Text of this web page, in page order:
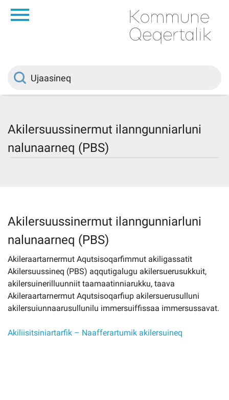
Innuttaasunut
Kommuni pillugu
Atorfiit
Imminut kiffartuunneq
Pilersaarutinut isaavik
Akilersuussinermut ilanngunniarluni
nalunaarneq (PBS)
Akilersuussinermut ilanngunniarluni
nalunaarneq (PBS)
Akileraartarnermut Aqutsisoqarfimmut akiligassatit
Akilersuussineq (PBS) aqqutigalugu akilersuerusukkuit,
akilersuinerilluunniit taamaatinniarukku, taava
Akileraartarnermut Aqutsisoqarfiup akilersuerusulluni
akilersuiunnaarusullunilu immersuiffissaa immersussavat.
Akiliisitsiniartarfik – Naafferartumik akilersuineq